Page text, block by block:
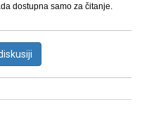
dostupna samo za čitanje.